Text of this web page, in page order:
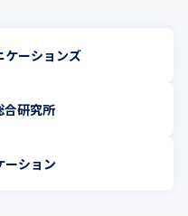
ケーションズ
合研究所
ーション